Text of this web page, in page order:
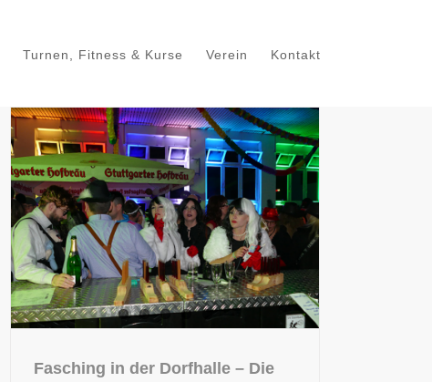
Turnen, Fitness & Kurse Verein Kontakt
Fasching in der Dorfhalle – Die